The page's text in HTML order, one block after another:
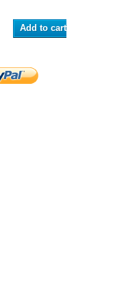
Add to cart